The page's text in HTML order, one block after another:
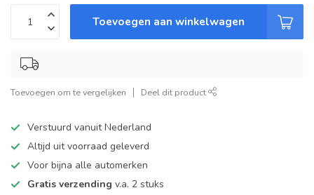
Toevoegen aan winkelwagen
Toevoegen om te vergelijken Deel dit product
Verstuurd vanuit Nederland
Altijd uit voorraad geleverd
Voor bijna alle automerken
Gratis verzending v.a. 2 stuks